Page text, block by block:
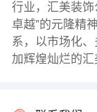
行业，汇美装
卓越”的元隆精
系，以市场化
加辉煌灿烂的汇